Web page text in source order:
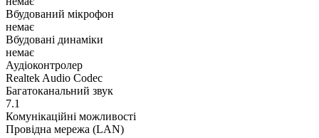
Вбудований мікрофон
немає
Вбудовані динаміки
немає
Аудіоконтролер
Realtek Audio Codec
Багатоканальний звук
7.1
Комунікаційні можливості
Провідна мережа (LAN)